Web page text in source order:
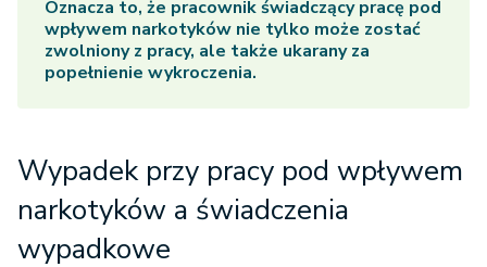
Oznacza to, że pracownik świadczący pracę pod
wpływem narkotyków nie tylko może zostać
zwolniony z pracy, ale także ukarany za
popełnienie wykroczenia.
Wypadek przy pracy pod wpływem
narkotyków a świadczenia
wypadkowe